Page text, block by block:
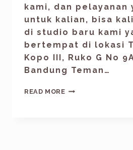
kami, dan pelayanan
untuk kalian, bisa
di studio baru kami
bertempat di lokasi
Kopo III, Ruko G No
Bandung Teman…
READ MORE